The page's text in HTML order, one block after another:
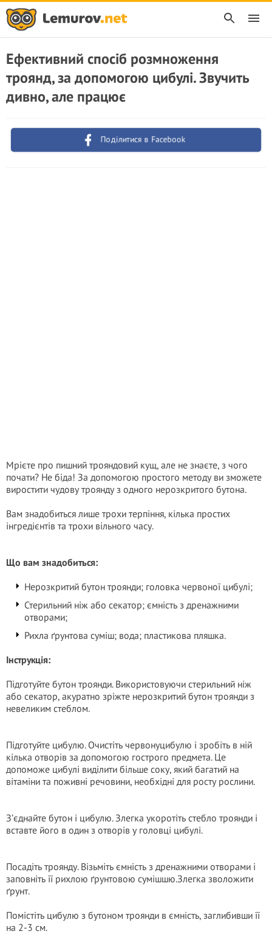
Ефективний спосіб розмноження
троянд, за допомогою цибулі. Звучить
дивно, але працює
Поділитися в Facebook
Мрієте про пишний трояндовий кущ, але не знаєте, з чого
почати? Не біда! За допомогою простого методу ви зможете
виростити чудову троянду з одного нерозкритого бутона.
Вам знадобиться лише трохи терпіння, кілька простих
інгредієнтів та трохи вільного часу.
Що вам знадобиться:
Нерозкритий бутон троянди; головка червоної цибулі;
Стерильний ніж або секатор; ємність з дренажними
отворами;
Рихла ґрунтова суміш; вода; пластикова пляшка.
Інструкція:
Підготуйте бутон троянди. Використовуючи стерильний ніж
або секатор, акуратно зріжте нерозкритий бутон троянди з
невеликим стеблом.
Підготуйте цибулю. Очистіть червонуцибулю і зробіть в ній
кілька отворів за допомогою гострого предмета. Це
допоможе цибулі виділити більше соку, який багатий на
вітаміни та поживні речовини, необхідні для росту рослини.
З’єднайте бутон і цибулю. Злегка укоротіть стебло троянди і
вставте його в один з отворів у головці цибулі.
Посадіть троянду. Візьміть ємність з дренажними отворами і
заповніть її рихлою ґрунтовою сумішшю.Злегка зволожити
ґрунт.
Помістіть цибулю з бутоном троянди в ємність, заглибивши її
на 2-3 см.